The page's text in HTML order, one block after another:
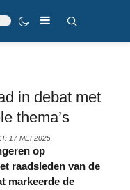
in debat met
thema’s
17 MEI 2025
raadsleden van de
markeerde de